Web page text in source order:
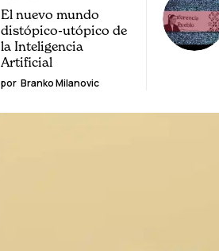
El nuevo mundo
distópico-utópico de
la Inteligencia
Artificial
por Branko Milanovic